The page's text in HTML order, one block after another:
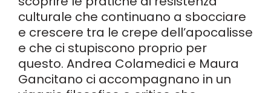
culturale che continuano a sbocciare
e crescere tra le crepe dell’apocalisse
e che ci stupiscono proprio per
questo. Andrea Colamedici e Maura
Gancitano ci accompagnano in un